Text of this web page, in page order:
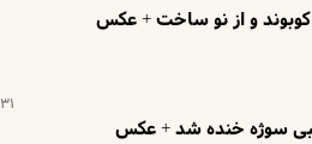
کوبوند و از نو ساخت + عکس
۳۱ اردیبهشت ۱۴۰۲
سوژه خنده شد + عکس